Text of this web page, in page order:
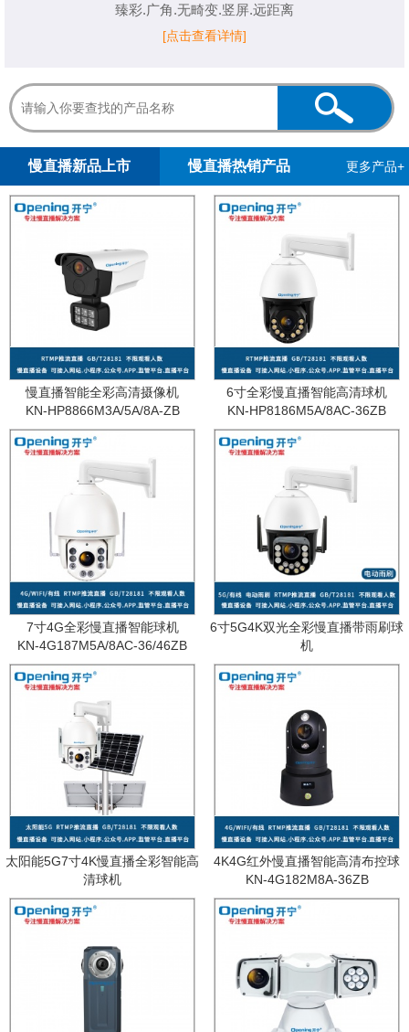
臻彩.广角.无畸变.竖屏.远距离
[点击查看详情]
慢直播新品上市 慢直播热销产品 更多产品+
慢直播智能全彩高清摄像机
KN-HP8866M3A/5A/8A-ZB
6寸全彩慢直播智能高清球机
KN-HP8186M5A/8AC-36ZB
7寸4G全彩慢直播智能球机
KN-4G187M5A/8AC-36/46ZB
6寸5G4K双光全彩慢直播带雨刷球
机
太阳能5G7寸4K慢直播全彩智能高
清球机
4K4G红外慢直播智能高清布控球
KN-4G182M8A-36ZB